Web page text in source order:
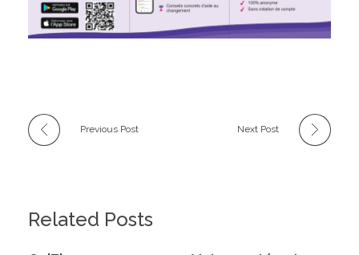
Previous Post Next Post
Related Posts